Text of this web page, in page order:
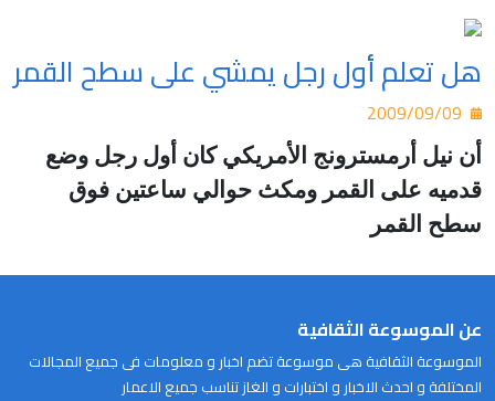
هل تعلم أول رجل يمشي على سطح القمر
أن نيل أرمسترونج الأمريكي كان أول رجل وضع
قدميه على القمر ومكث حوالي ساعتين فوق
سطح القمر
عن الموسوعة الثقافية
الموسوعة الثقافية هى موسوعة تضم اخبار و معلومات فى جميع المجالات
المختلفة و احدث الاخبار و اختبارات و الغاز تناسب جميع الاعمار